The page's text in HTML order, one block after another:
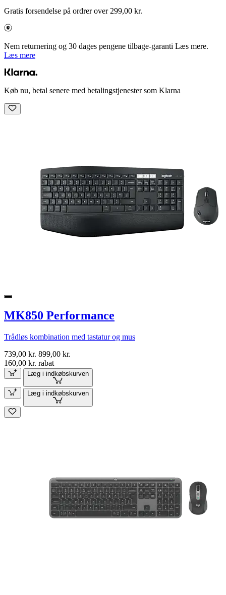
Gratis forsendelse på ordrer over 299,00 kr.
Nem returnering og 30 dages pengene tilbage-garanti Læs mere.
Læs mere
Køb nu, betal senere med betalingstjenester som Klarna
MK850 Performance
Trådløs kombination med tastatur og mus
739,00 kr. 899,00 kr.
160,00 kr. rabat
Læg i indkøbskurven
Læg i indkøbskurven